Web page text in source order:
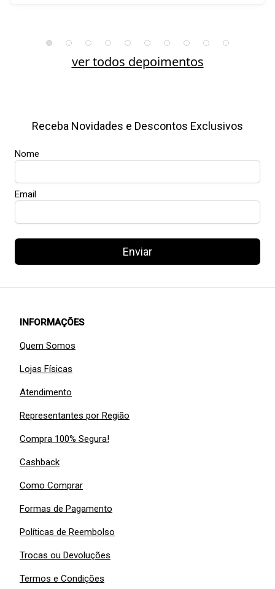
ver todos depoimentos
Receba Novidades e Descontos Exclusivos
Nome
Email
Enviar
INFORMAÇÕES
Quem Somos
Lojas Físicas
Atendimento
Representantes por Região
Compra 100% Segura!
Cashback
Como Comprar
Formas de Pagamento
Políticas de Reembolso
Trocas ou Devoluções
Termos e Condições